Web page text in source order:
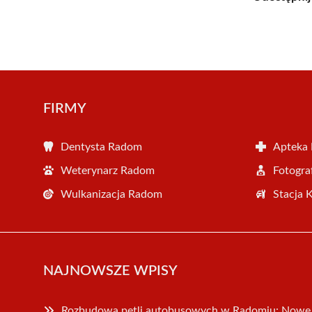
FIRMY
Dentysta Radom Apteka
Weterynarz Radom
Wulkanizacja Radom Stacja
NAJNOWSZE WPISY